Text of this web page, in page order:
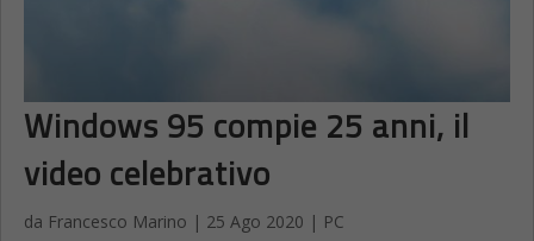
Windows 95 compie 25 anni, il
video celebrativo
da Francesco Marino | 25 Ago 2020 | PC